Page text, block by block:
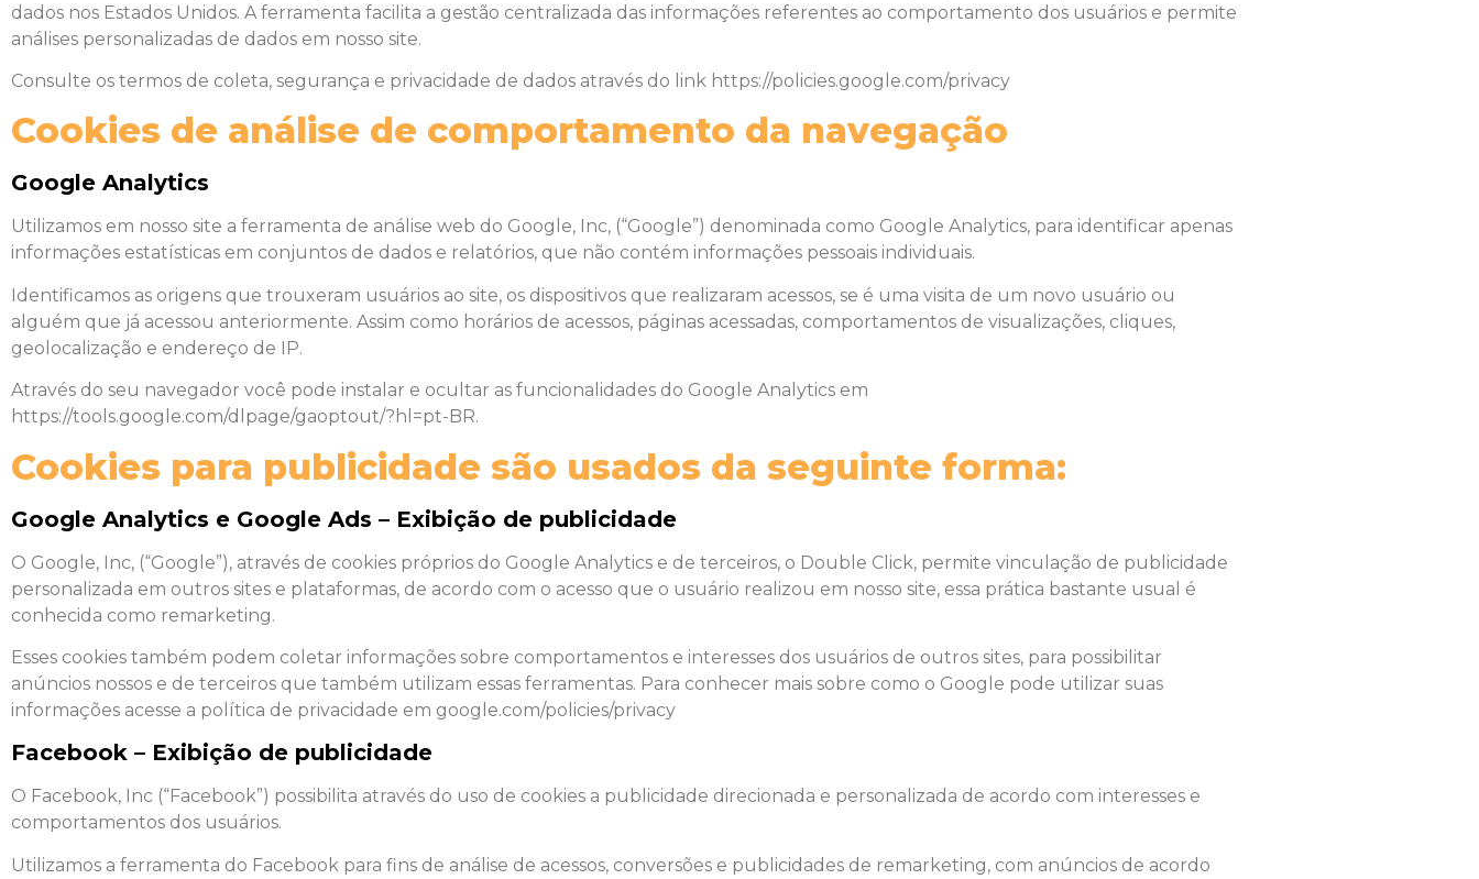
dados nos Estados Unidos. A ferramenta facilita a gestão centralizada das informações referentes ao comportamento dos usuários e permite
análises personalizadas de dados em nosso site.
Consulte os termos de coleta, segurança e privacidade de dados através do link https://policies.google.com/privacy
Cookies de análise de comportamento da navegação
Google Analytics
Utilizamos em nosso site a ferramenta de análise web do Google, Inc, (“Google”) denominada como Google Analytics, para identificar apenas
informações estatísticas em conjuntos de dados e relatórios, que não contém informações pessoais individuais.
Identificamos as origens que trouxeram usuários ao site, os dispositivos que realizaram acessos, se é uma visita de um novo usuário ou
alguém que já acessou anteriormente. Assim como horários de acessos, páginas acessadas, comportamentos de visualizações, cliques,
geolocalização e endereço de IP.
Através do seu navegador você pode instalar e ocultar as funcionalidades do Google Analytics em
https://tools.google.com/dlpage/gaoptout/?hl=pt-BR.
Cookies para publicidade são usados da seguinte forma:
Google Analytics e Google Ads – Exibição de publicidade
O Google, Inc, (“Google”), através de cookies próprios do Google Analytics e de terceiros, o Double Click, permite vinculação de publicidade
personalizada em outros sites e plataformas, de acordo com o acesso que o usuário realizou em nosso site, essa prática bastante usual é
conhecida como remarketing.
Esses cookies também podem coletar informações sobre comportamentos e interesses dos usuários de outros sites, para possibilitar
anúncios nossos e de terceiros que também utilizam essas ferramentas. Para conhecer mais sobre como o Google pode utilizar suas
informações acesse a política de privacidade em google.com/policies/privacy
Facebook – Exibição de publicidade
O Facebook, Inc (“Facebook”) possibilita através do uso de cookies a publicidade direcionada e personalizada de acordo com interesses e
comportamentos dos usuários.
Utilizamos a ferramenta do Facebook para fins de análise de acessos, conversões e publicidades de remarketing, com anúncios de acordo